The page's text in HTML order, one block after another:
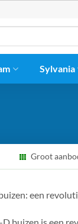
Sylvania
Groot
een